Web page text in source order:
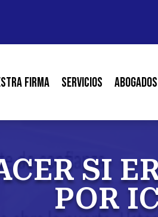
Firma Servicios Abogados
SI
POR